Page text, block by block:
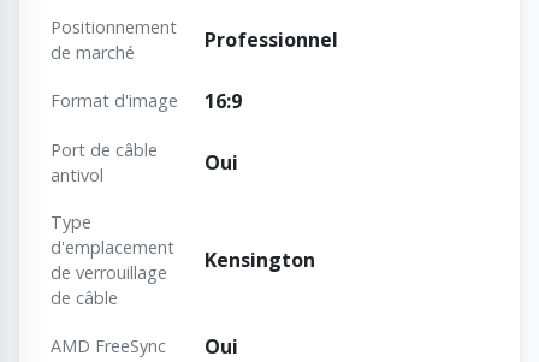
Positionnement
de marché
Professionnel
Format d'image 16:9
Port de câble
antivol
Oui
Type
d'emplacement
de verrouillage
de câble
Kensington
AMD FreeSync Oui